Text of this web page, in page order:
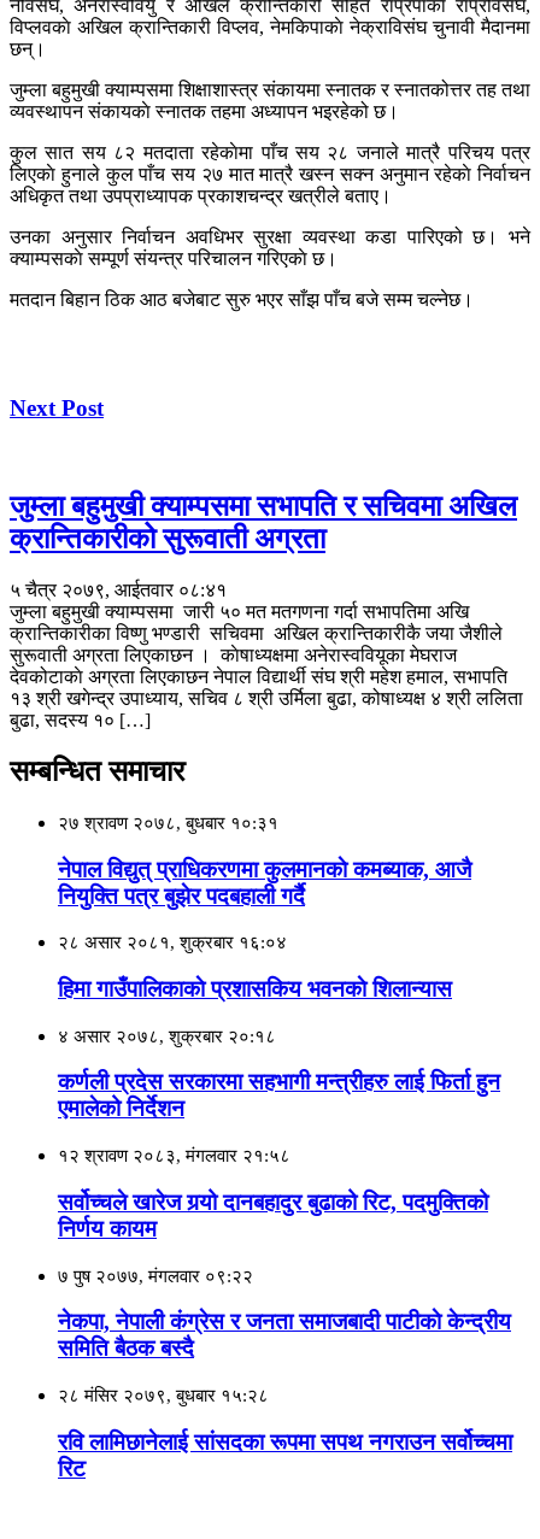
नेविसंघ, अनेरास्ववियु र अखिल क्रान्तिकारी सहित राप्रपाकाे राप्रविसंघ,
विप्लवकाे अखिल क्रान्तिकारी विप्लव, नेमकिपाकाे नेक्राविसंघ चुनावी मैदानमा
छन्।
जुम्ला बहुमुखी क्याम्पसमा शिक्षाशास्त्र संकायमा स्नातक र स्नातकोत्तर तह तथा
व्यवस्थापन संकायकाे स्नातक तहमा अध्यापन भइरहेको छ।
कुल सात सय ८२ मतदाता रहेकाेमा पाँच सय २८ जनाले मात्रै परिचय पत्र
लिएकाे हुनाले कुल पाँच सय २७ मात मात्रै खस्न सक्न अनुमान रहेकाे निर्वाचन
अधिकृत तथा उपप्राध्यापक प्रकाशचन्द्र खत्रीले बताए।
उनका अनुसार निर्वाचन अवधिभर सुरक्षा व्यवस्था कडा पारिएको छ। भने
क्याम्पसकाे सम्पूर्ण संयन्त्र परिचालन गरिएकाे छ।
मतदान बिहान ठिक आठ बजेबाट सुरु भएर साँझ पाँच बजे सम्म चल्नेछ।
Next Post
जुम्ला बहुमुखी क्याम्पसमा सभापति र सचिवमा अखिल
क्रान्तिकारीको सुरूवाती अग्रता
५ चैत्र २०७९, आईतवार ०८:४१
जुम्ला बहुमुखी क्याम्पसमा जारी ५० मत मतगणना गर्दा सभापतिमा अखि
क्रान्तिकारीका विष्णु भण्डारी सचिवमा अखिल क्रान्तिकारीकै जया जैशीले
सुरूवाती अग्रता लिएकाछन । काेषाध्यक्षमा अनेरास्ववियूका मेघराज
देवकोटाकाे अग्रता लिएकाछन नेपाल विद्यार्थी संघ श्री महेश हमाल, सभापति
१३ श्री खगेन्द्र उपाध्याय, सचिव ८ श्री उर्मिला बुढा, कोषाध्यक्ष ४ श्री ललिता
बुढा, सदस्य १० […]
सम्बन्धित समाचार
२७ श्रावण २०७८, बुधबार १०:३१
नेपाल विद्युत् प्राधिकरणमा कुलमानकाे कमब्याक, आजै
नियुक्ति पत्र बुझेर पदबहाली गर्दै
२८ असार २०८१, शुक्रबार १६:०४
हिमा गाउँपालिकाकाे प्रशासकिय भवनकाे शिलान्यास
४ असार २०७८, शुक्रबार २०:१८
कर्णली प्रदेस सरकारमा सहभागी मन्त्रीहरु लाई फिर्ता हुन
एमालेको निर्देशन
१२ श्रावण २०८३, मंगलवार २१:५८
सर्वोच्चले खारेज गर्‍यो दानबहादुर बुढाको रिट, पदमुक्तिको
निर्णय कायम
७ पुष २०७७, मंगलवार ०९:२२
नेकपा, नेपाली कंग्रेस र जनता समाजबादी पाटीकाे केन्द्रीय
समिति बैठक बस्दै
२८ मंसिर २०७९, बुधबार १५:२८
रवि लामिछानेलाई सां‌सदका रूपमा सपथ नगराउन सर्वोच्चमा
रिट